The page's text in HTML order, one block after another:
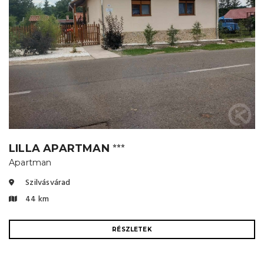
LILLA APARTMAN ⭐⭐⭐
Apartman
Szilvásvárad
44 km
RÉSZLETEK